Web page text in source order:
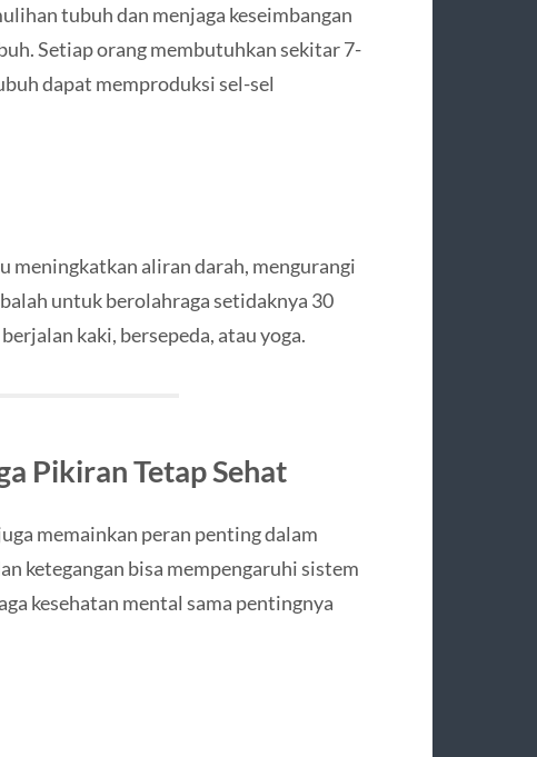
tubuh dan menjaga keseimbangan
Setiap orang membutuhkan sekitar 7-
dapat memproduksi sel-sel
meningkatkan aliran darah, mengurangi
untuk berolahraga setidaknya 30
kaki, bersepeda, atau yoga.
Pikiran Tetap Sehat
memainkan peran penting dalam
ketegangan bisa mempengaruhi sistem
kesehatan mental sama pentingnya